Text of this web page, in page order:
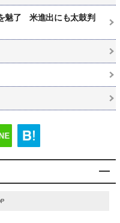
魅了 米進出にも太鼓判